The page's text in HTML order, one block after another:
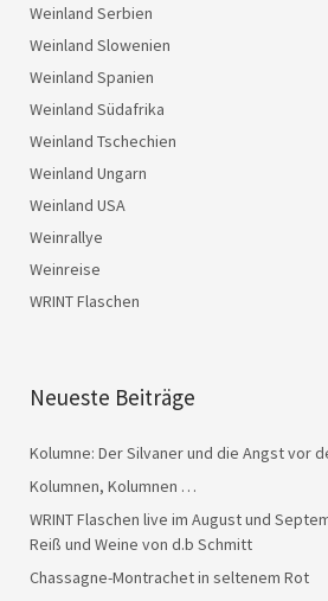
Weinland Serbien
Weinland Slowenien
Weinland Spanien
Weinland Südafrika
Weinland Tschechien
Weinland Ungarn
Weinland USA
Weinrallye
Weinreise
WRINT Flaschen
Neueste Beiträge
Kolumne: Der Silvaner und die Angst vor
Kolumnen, Kolumnen …
WRINT Flaschen live im August und
Reiß und Weine von d.b Schmitt
Chassagne-Montrachet in seltenem Rot